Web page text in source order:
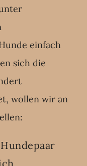
einfach
sich die
wollen wir an